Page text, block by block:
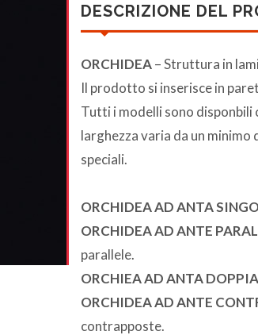
DESCRIZIONE DEL
ORCHIDEA– Struttura in
Il prodotto si inserisce in
Tutti i modelli sono disponbili
larghezza varia da un minimo
speciali.
ORCHIDEA AD ANTA
ORCHIDEA AD ANTE
parallele.
ORCHIEA AD ANTA DOPPIA
ORCHIDEA AD ANTE
contrapposte.